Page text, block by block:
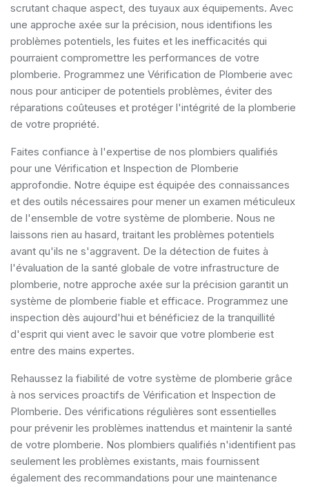
scrutant chaque aspect, des tuyaux aux équipements. Avec
une approche axée sur la précision, nous identifions les
problèmes potentiels, les fuites et les inefficacités qui
pourraient compromettre les performances de votre
plomberie. Programmez une Vérification de Plomberie avec
nous pour anticiper de potentiels problèmes, éviter des
réparations coûteuses et protéger l'intégrité de la plomberie
de votre propriété.
Faites confiance à l'expertise de nos plombiers qualifiés
pour une Vérification et Inspection de Plomberie
approfondie. Notre équipe est équipée des connaissances
et des outils nécessaires pour mener un examen méticuleux
de l'ensemble de votre système de plomberie. Nous ne
laissons rien au hasard, traitant les problèmes potentiels
avant qu'ils ne s'aggravent. De la détection de fuites à
l'évaluation de la santé globale de votre infrastructure de
plomberie, notre approche axée sur la précision garantit un
système de plomberie fiable et efficace. Programmez une
inspection dès aujourd'hui et bénéficiez de la tranquillité
d'esprit qui vient avec le savoir que votre plomberie est
entre des mains expertes.
Rehaussez la fiabilité de votre système de plomberie grâce
à nos services proactifs de Vérification et Inspection de
Plomberie. Des vérifications régulières sont essentielles
pour prévenir les problèmes inattendus et maintenir la santé
de votre plomberie. Nos plombiers qualifiés n'identifient pas
seulement les problèmes existants, mais fournissent
également des recommandations pour une maintenance